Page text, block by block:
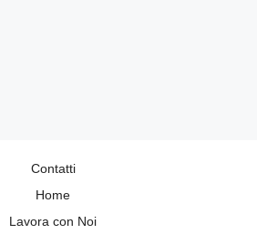
Contatti
Home
Lavora con Noi